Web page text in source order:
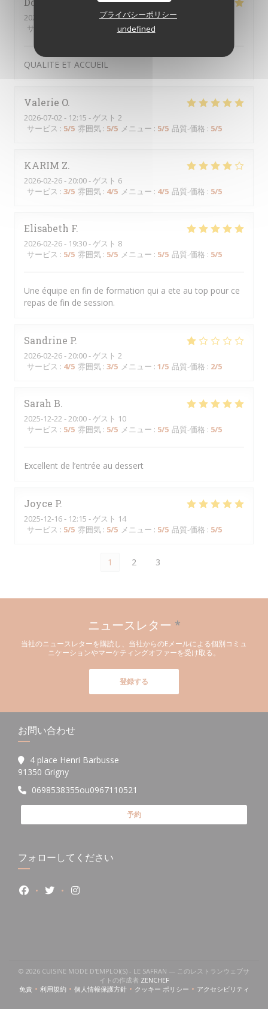
プライバシーポリシー
undefined
2026-07-02
- 12:45 - ゲスト 2
サービス
/5 メニュー:
QUALITE ET ACCUEIL
Valerie O
2026-07-02 - 12:15 - ゲスト 2
サービス : 5/5 雰囲気 : 5/5 メニュー : 5/5 品質-価格 : 5/5
KARIM Z
2026-02-26- 20:00 - ゲスト 6
サービス : 3/5 雰囲気 : 4/5 メニュー : 4/5 品質-価格 : 5/5
Elisabeth F
2026-02-26- 19:30 - ゲスト 8
サービス : 5/5 雰囲気 : 5/5 メニュー : 5/5 品質-価格 : 5/5
Une équipe en fin de formation qui a ete au top pour ce
repas de fin de session.
Sandrine P
2026-02-26- 20:00 - ゲスト 2
サービス : 4/5 雰囲気 : 3/5 メニュー : 1/5 品質-価格 : 2/5
Sarah B
2025-12-22 - 20:00 - ゲスト 10
サービス : 5/5 雰囲気 : 5/5 メニュー : 5/5 品質-価格 : 5/5
Excellent de l’entrée au dessert
Joyce P
2025-12-16- 12:15 - ゲスト 14
サービス : 5/5 雰囲気 : 5/5 メニュー : 5/5 品質-価格 : 5/5
1 2 3
ニュースレター *
当社のニュースレターを購読し、当社からのEメールによる個別コミュ
ニケーションやマーケティングオファーを受け取る。
登録する
お問い合わせ
4 place Henri Barbusse
91350 Grigny((新しいウィンドウで開きます))
0698538355ou0967110521
予約
フォローしてください
Facebook ((新しいウィンドウで開きます))
Twitter ((新しいウィンドウで開きます))
Instagram ((新しいウィンドウで開きます))
© 2026 CUISINE MODE D'EMPLOI(S) - LE SAFRAN — このレストランウェブサ
イトの作成者 ZENCHEF((新しいウィンドウで開きます))
免責((新しいウィンドウで開きます))
利用規約((新しいウィンドウで開きます))
個人情報保護方針((新しいウィンドウで開きます))
クッキー ポリシー((新しいウィンドウで開きます))
アクセシビリティ
((新しいウィン